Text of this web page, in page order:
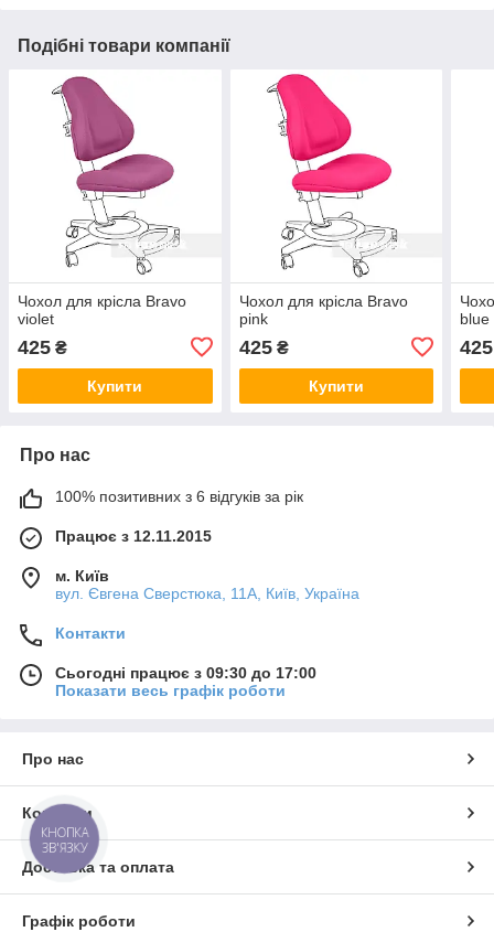
Подібні товари компанії
Чохол для крісла Bravo
violet
425 ₴
Купити
Чохол для крісла Bravo
pink
425₴
Купити
blue
425
Про нас
100% позитивних з 6 відгуків за рік
Працює з 12.11.2015
м. Київ
вул. Євгена Сверстюка, 11А, Київ, Україна
Контакти
Сьогодні працює з 09:30 до 17:00
Показати весь графік роботи
Про нас
Контакти
Доставка та оплата
Графік роботи
КНОПКА
ЗВ'ЯЗКУ